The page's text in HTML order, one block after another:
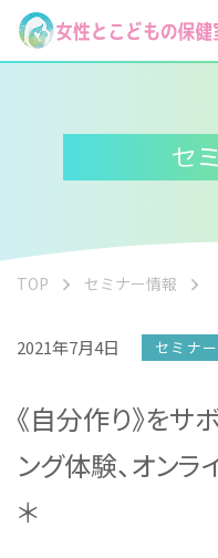
セ
TOP セミナー情報
2021年7月4日 セミナ
《自分作り》をサ
ング体験、オン
＊